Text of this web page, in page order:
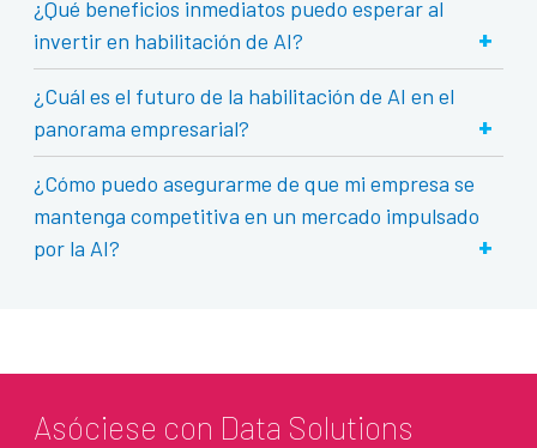
¿Qué beneficios inmediatos puedo esperar al
invertir en habilitación de AI?
+
¿Cuál es el futuro de la habilitación de AI en el
panorama empresarial?
+
¿Cómo puedo asegurarme de que mi empresa se
mantenga competitiva en un mercado impulsado
por la AI?
+
Asóciese con Data Solutions